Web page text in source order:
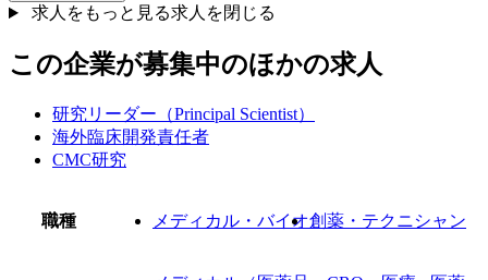
求人をもっと見る求人を閉じる
この企業が募集中のほかの求人
研究リーダー（Principal Scientist）
海外臨床開発責任者
CMC研究
職種 メディカル・バイオ創薬・テクニシャン